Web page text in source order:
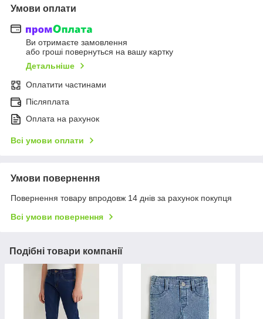
Умови оплати
Ви отримаєте замовлення
або гроші повернуться на вашу картку
Детальніше
Оплатити частинами
Післяплата
Оплата на рахунок
Всі умови оплати
Умови повернення
Повернення товару впродовж 14 днів за рахунок покупця
Всі умови повернення
Подібні товари компанії